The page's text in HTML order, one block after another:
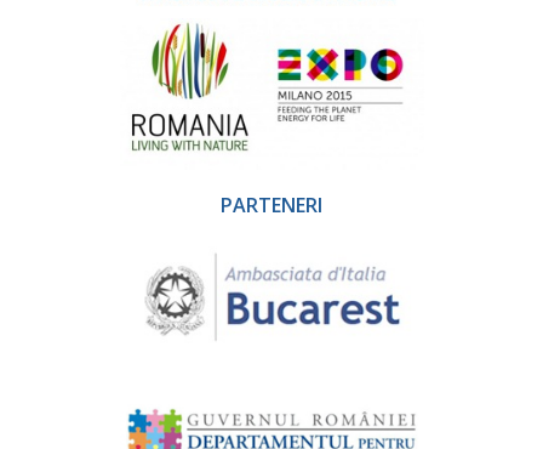
PARTENERI